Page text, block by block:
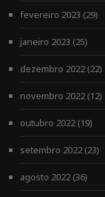
fevereiro 2023 (29)
janeiro 2023 (25)
dezembro 2022(22)
novembro 2022(12)
outubro 2022(19)
setembro 2022(23)
agosto 2022(36)